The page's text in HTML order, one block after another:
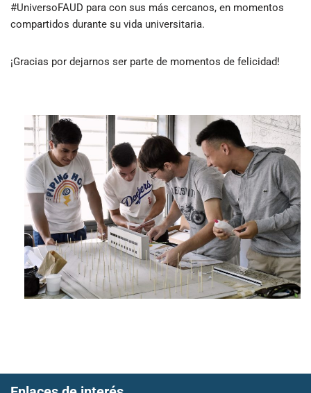
#UniversoFAUD para con sus más cercanos, en momentos
compartidos durante su vida universitaria.
¡Gracias por dejarnos ser parte de momentos de felicidad!